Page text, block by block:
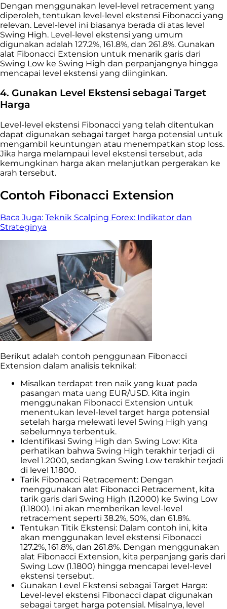
Dengan menggunakan level-level retracement yang
diperoleh, tentukan level-level ekstensi Fibonacci yang
relevan. Level-level ini biasanya berada di atas level
Swing High. Level-level ekstensi yang umum
digunakan adalah 127.2%, 161.8%, dan 261.8%. Gunakan
alat Fibonacci Extension untuk menarik garis dari
Swing Low ke Swing High dan perpanjangnya hingga
mencapai level ekstensi yang diinginkan.
4. Gunakan Level Ekstensi sebagai Target
Harga
Level-level ekstensi Fibonacci yang telah ditentukan
dapat digunakan sebagai target harga potensial untuk
mengambil keuntungan atau menempatkan stop loss.
Jika harga melampaui level ekstensi tersebut, ada
kemungkinan harga akan melanjutkan pergerakan ke
arah tersebut.
Contoh Fibonacci Extension
Baca Juga: Teknik Scalping Forex: Indikator dan
Strateginya
Berikut adalah contoh penggunaan Fibonacci
Extension dalam analisis teknikal:
Misalkan terdapat tren naik yang kuat pada
pasangan mata uang EUR/USD. Kita ingin
menggunakan Fibonacci Extension untuk
menentukan level-level target harga potensial
setelah harga melewati level Swing High yang
sebelumnya terbentuk.
Identifikasi Swing High dan Swing Low: Kita
perhatikan bahwa Swing High terakhir terjadi di
level 1.2000, sedangkan Swing Low terakhir terjadi
di level 1.1800.
Tarik Fibonacci Retracement: Dengan
menggunakan alat Fibonacci Retracement, kita
tarik garis dari Swing High (1.2000) ke Swing Low
(1.1800). Ini akan memberikan level-level
retracement seperti 38.2%, 50%, dan 61.8%.
Tentukan Titik Ekstensi: Dalam contoh ini, kita
akan menggunakan level ekstensi Fibonacci
127.2%, 161.8%, dan 261.8%. Dengan menggunakan
alat Fibonacci Extension, kita perpanjang garis dari
Swing Low (1.1800) hingga mencapai level-level
ekstensi tersebut.
Gunakan Level Ekstensi sebagai Target Harga:
Level-level ekstensi Fibonacci dapat digunakan
sebagai target harga potensial. Misalnya, level